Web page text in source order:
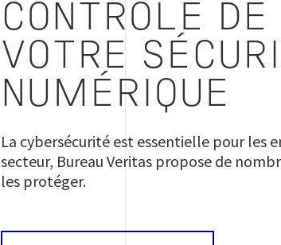
CONTRÔLE DE
VOTRE
NUMÉRIQUE
La cybersécurité est essentielle pour les
secteur, Bureau Veritas propose de
les protéger.